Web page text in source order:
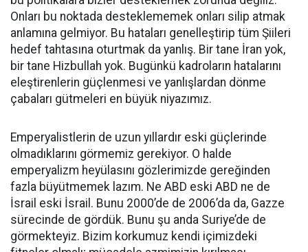
Onları bu noktada desteklememek onları silip atmak
anlamına gelmiyor. Bu hataları genelleştirip tüm Şiileri
hedef tahtasına oturtmak da yanlış. Bir tane İran yok,
bir tane Hizbullah yok. Bugünkü kadroların hatalarını
eleştirenlerin güçlenmesi ve yanlışlardan dönme
çabaları gütmeleri en büyük niyazımız.
Emperyalistlerin de uzun yıllardır eski güçlerinde
olmadıklarını görmemiz gerekiyor. O halde
emperyalizm heyülasını gözlerimizde gereğinden
fazla büyütmemek lazım. Ne ABD eski ABD ne de
İsrail eski İsrail. Bunu 2000’de de 2006’da da, Gazze
sürecinde de gördük. Bunu şu anda Suriye’de de
görmekteyiz. Bizim korkumuz kendi içimizdeki